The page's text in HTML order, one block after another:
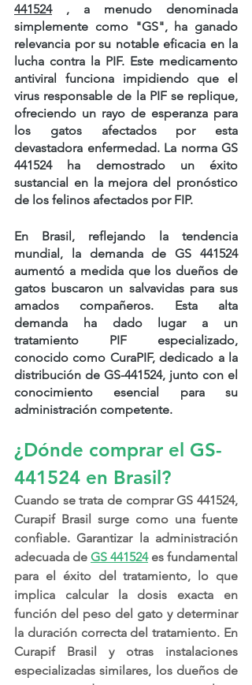
441524
, a menudo denominada
simplemente como "GS", ha ganado
relevancia por su notable eficacia en la
lucha contra la PIF. Este medicamento
antiviral funciona impidiendo que el
virus responsable de la PIF se replique,
ofreciendo un rayo de esperanza para
los gatos afectados por esta
devastadora enfermedad. La norma GS
441524 ha demostrado un éxito
sustancial en la mejora del pronóstico
de los felinos afectados por FIP.
En Brasil, reflejando la tendencia
mundial, la demanda de GS 441524
aumentó a medida que los dueños de
gatos buscaron un salvavidas para sus
amados compañeros. Esta alta
demanda ha dado lugar a un
tratamiento PIF especializado,
conocido como CuraPIF, dedicado a la
distribución de GS-441524, junto con el
conocimiento esencial para su
administración competente.
¿Dónde comprar el GS-
441524 en Brasil?
Cuando se trata de comprar GS 441524,
Curapif Brasil surge como una fuente
confiable. Garantizar la administración
adecuada de GS 441524 es fundamental
para el éxito del tratamiento, lo que
implica calcular la dosis exacta en
función del peso del gato y determinar
la duración correcta del tratamiento. En
Curapif Brasil y otras instalaciones
especializadas similares, los dueños de